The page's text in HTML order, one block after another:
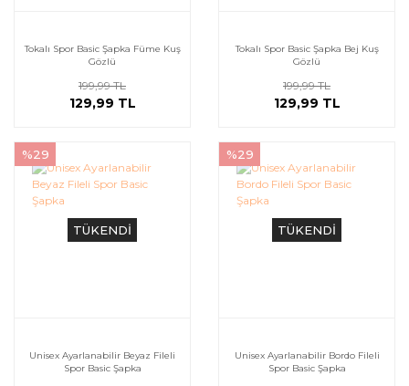
Tokalı Spor Basic Şapka Füme Kuş
Gözlü
199,99 TL
129,99 TL
Tokalı Spor Basic Şapka Bej Kuş
Gözlü
199,99 TL
129,99 TL
TÜKENDİ
%29
Unisex Ayarlanabilir Beyaz Fileli
Spor Basic Şapka
TÜKENDİ
%29
Unisex Ayarlanabilir Bordo Fileli
Spor Basic Şapka